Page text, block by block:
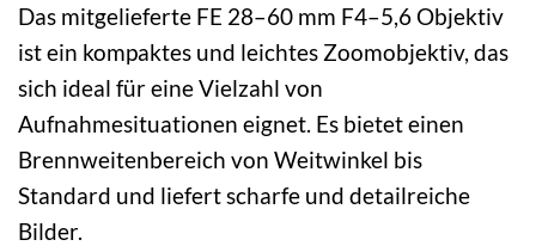
Das mitgelieferte FE 28–60 mm F4–5,6 Objektiv
ist ein kompaktes und leichtes Zoomobjektiv, das
sich ideal für eine Vielzahl von
Aufnahmesituationen eignet. Es bietet einen
Brennweitenbereich von Weitwinkel bis
Standard und liefert scharfe und detailreiche
Bilder.